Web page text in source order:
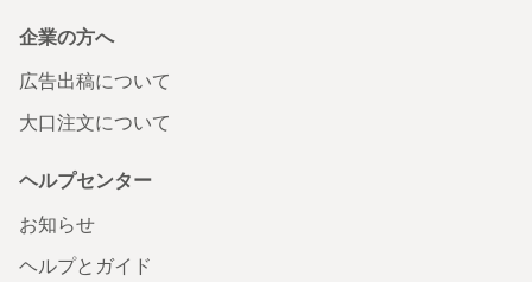
企業の方へ
広告出稿について
大口注文について
ヘルプセンター
お知らせ
ヘルプとガイド